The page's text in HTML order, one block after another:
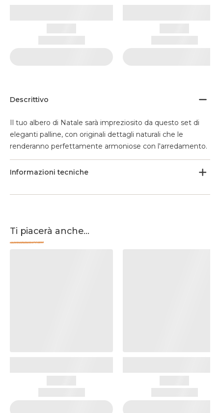
Descrittivo
Il tuo albero di Natale sarà impreziosito da questo set di
eleganti palline, con originali dettagli naturali che le
renderanno perfettamente armoniose con l'arredamento.
Informazioni tecniche
Ti piacerà anche...